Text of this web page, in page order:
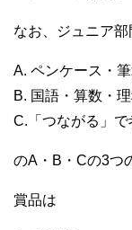
なお、ジュニア部
A. ペンケース・
B. 国語・算数・
C.「つながる」
のA・B・Cの3つ
賞品は